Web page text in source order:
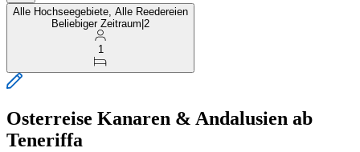
Alle Hochseegebiete, Alle Reedereien
Beliebiger Zeitraum 2
1
Osterreise Kanaren & Andalusien ab
Teneriffa